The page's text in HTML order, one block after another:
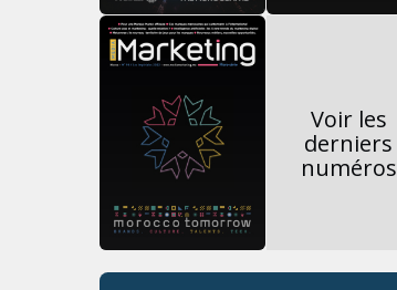
Voir les
derniers
numéros